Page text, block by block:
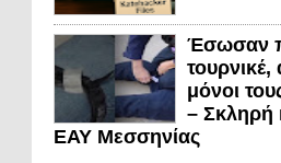
Έσωσαν
μόνοι
– Σκληρή
ΕΑΥ Μεσσηνίας